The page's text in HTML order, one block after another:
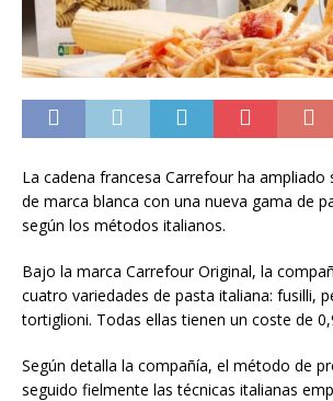
La cadena francesa Carrefour ha
de marca blanca con una nueva gama de
según los métodos italianos.
Bajo la marca Carrefour Original, la
cuatro variedades de pasta italiana: fusilli,
tortiglioni. Todas ellas tienen un coste de
Según detalla la compañía, el método de
seguido fielmente las técnicas italianas